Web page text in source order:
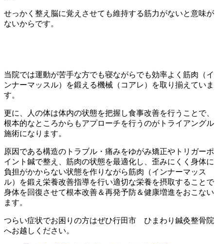
せっかく整え脳に覚えさせても維持する筋力がないと意味が
ないからです。
当院では運動が苦手な方でも寝ながらでも効率よく筋肉（イ
ンナーマッスル）を鍛える機械（コアレ）を取り揃えていま
す。
更に、人の体は体内の状態を把握し食事改善を行うことで、
根本的なところからもアプローチを行うのがトライアングル
施術になります。
原因である構造のトラブル・痛みをゆがみ矯正やトリガーポ
イント鍼で整え、筋肉の状態を最適化し、歪みにくく身体に
負担がかからない状態を作りながら筋肉（インナーマッス
ル）を鍛え栄養改善指導を行い適切な栄養を摂取することで
身体を回復させて根本改善＆再発予防＆健康増進をおこない
ます。
つらい症状でお困りの方はぜひ行田市 ひまわり鍼灸整骨院
へお越しください。